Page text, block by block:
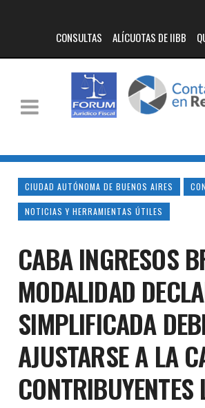
CONSULTAS ALÍCUOTAS DE IIBB
CIUDAD AUTÓNOMA DE BUENOS AIRES
NOTICIAS Y HERRAMIENTAS ÚTILES
CABA INGRESOS
MODALIDAD
SIMPLIFICADA
AJUSTARSE A LA
CONTRIBUYENTES